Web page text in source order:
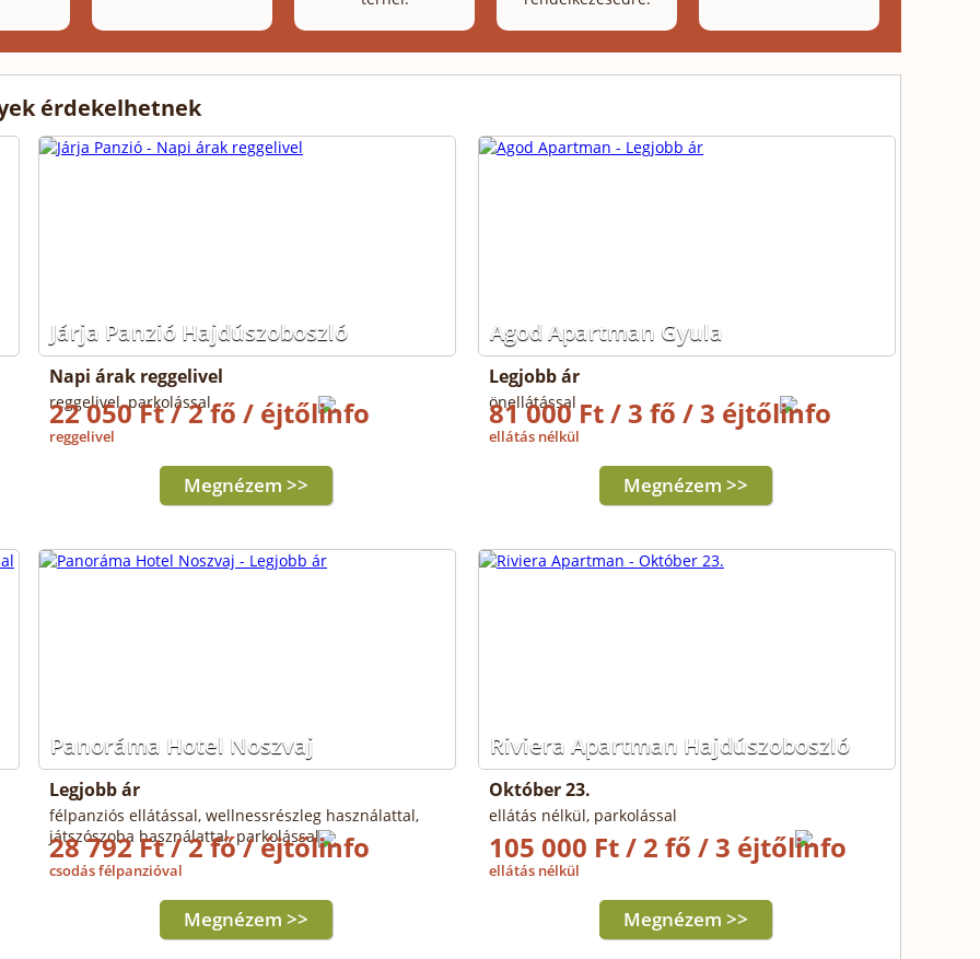
érdekelhetnek
Járja Panzió Hajdúszoboszló Agod Apartman Gyula
Napi árak reggelivel
reggelivel, parkolással
22 050 Ft / 2 fő / éjtől
reggelivel
Megnézem >>
Legjobb ár
önellátással
81 000 Ft / 3 fő / 3 éjtől
ellátás nélkül
Megnézem >>
Panoráma Hotel Noszvaj Riviera Apartman Hajdúszoboszló
Legjobb ár
félpanziós ellátással, wellnessrészleg használattal,
játszószoba használattal, parkolással
28 792 Ft / 2 fő / éjtől
csodás félpanzióval
Megnézem >>
Október 23.
ellátás nélkül, parkolással
105 000 Ft / 2 fő / 3 éjtől
ellátás nélkül
Megnézem >>